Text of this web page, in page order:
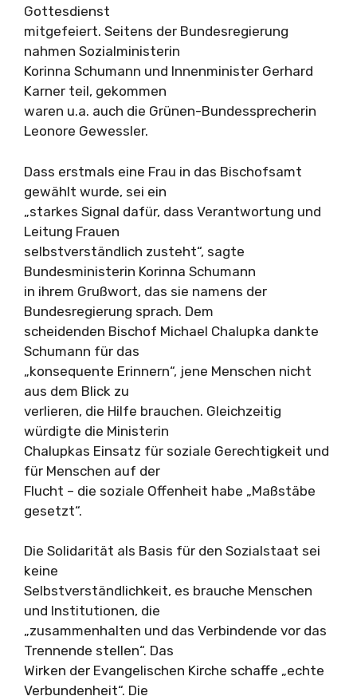
Gottesdienst
mitgefeiert. Seitens der Bundesregierung
nahmen Sozialministerin
Korinna Schumann und Innenminister Gerhard
Karner teil, gekommen
waren u.a. auch die Grünen-Bundessprecherin
Leonore Gewessler.
Dass erstmals eine Frau in das Bischofsamt
gewählt wurde, sei ein
„starkes Signal dafür, dass Verantwortung und
Leitung Frauen
selbstverständlich zusteht“, sagte
Bundesministerin Korinna Schumann
in ihrem Grußwort, das sie namens der
Bundesregierung sprach. Dem
scheidenden Bischof Michael Chalupka dankte
Schumann für das
„konsequente Erinnern“, jene Menschen nicht
aus dem Blick zu
verlieren, die Hilfe brauchen. Gleichzeitig
würdigte die Ministerin
Chalupkas Einsatz für soziale Gerechtigkeit und
für Menschen auf der
Flucht – die soziale Offenheit habe „Maßstäbe
gesetzt“.
Die Solidarität als Basis für den Sozialstaat sei
keine
Selbstverständlichkeit, es brauche Menschen
und Institutionen, die
„zusammenhalten und das Verbindende vor das
Trennende stellen“. Das
Wirken der Evangelischen Kirche schaffe „echte
Verbundenheit“. Die